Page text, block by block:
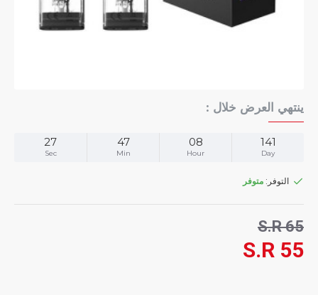
ينتهي العرض خلال :
141
Day
08
Hour
47
Min
27
Sec
S.R 55
S.R 65
التوفر: متوفر